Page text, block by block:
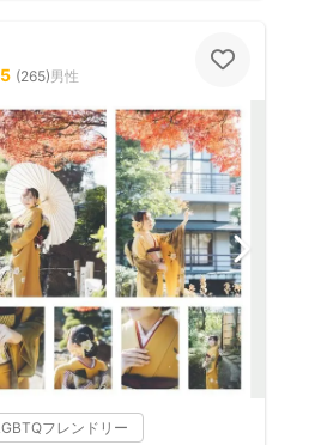
5 (265)男性
フレンドリー